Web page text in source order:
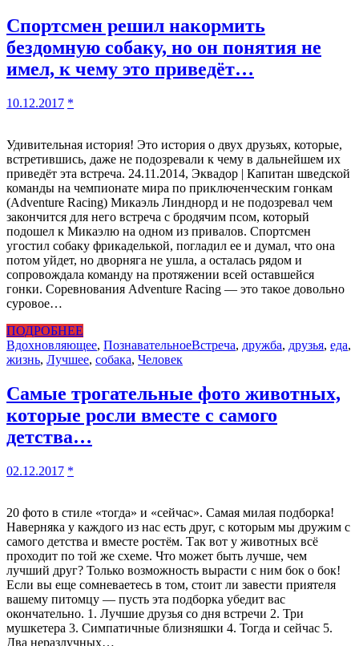
Спортсмен решил накормить
бездомную собаку, но он понятия не
имел, к чему это приведёт…
10.12.2017 *
Удивительная история! Это история о двух друзьях, которые,
встретившись, даже не подозревали к чему в дальнейшем их
приведёт эта встреча. 24.11.2014, Эквадор | Капитан шведской
команды на чемпионате мира по приключенческим гонкам
(Adventure Racing) Микаэль Линднорд и не подозревал чем
закончится для него встреча с бродячим псом, который
подошел к Микаэлю на одном из привалов. Спортсмен
угостил собаку фрикаделькой, погладил ее и думал, что она
потом уйдет, но дворняга не ушла, а осталась рядом и
сопровождала команду на протяжении всей оставшейся
гонки. Соревнования Adventure Racing — это такое довольно
суровое…
ПОДРОБНЕЕ
Вдохновляющее, ПознавательноеВстреча, дружба, друзья, еда,
жизнь, Лучшее, собака, Человек
Самые трогательные фото животных,
которые росли вместе с самого
детства…
02.12.2017 *
20 фото в стиле «тогда» и «сейчас». Самая милая подборка!
Наверняка у каждого из нас есть друг, с которым мы дружим с
самого детства и вместе ростём. Так вот у животных всё
проходит по той же схеме. Что может быть лучше, чем
лучший друг? Только возможность вырасти с ним бок о бок!
Если вы еще сомневаетесь в том, стоит ли завести приятеля
вашему питомцу — пусть эта подборка убедит вас
окончательно. 1. Лучшие друзья со дня встречи 2. Три
мушкетера 3. Симпатичные близняшки 4. Тогда и сейчас 5.
Два неразлучных…